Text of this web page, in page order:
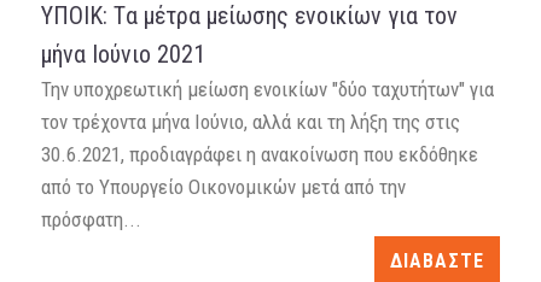
ΥΠΟΙΚ: Tα μέτρα μείωσης ενοικίων για τον
μήνα Ιούνιο 2021
Την υποχρεωτική μείωση ενοικίων "δύο ταχυτήτων" για
τον τρέχοντα μήνα Ιούνιο, αλλά και τη λήξη της στις
30.6.2021, προδιαγράφει η ανακοίνωση που εκδόθηκε
από το Υπουργείο Οικονομικών μετά από την
πρόσφατη...
ΔΙΑΒΑΣΤΕ